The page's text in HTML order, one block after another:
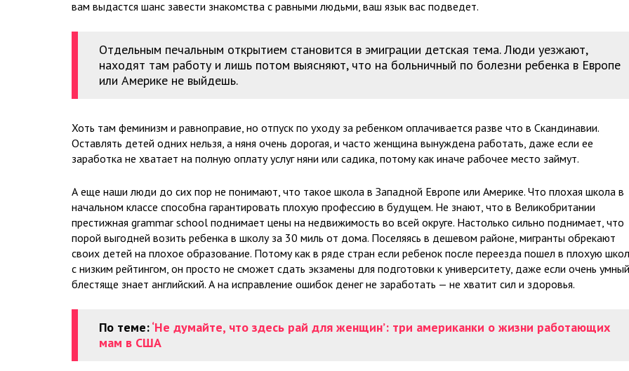
вам выдастся шанс завести знакомства с равными людьми, ваш язык вас подведет.
Отдельным печальным открытием становится в эмиграции детская тема. Люди уезжают,
находят там работу и лишь потом выясняют, что на больничный по болезни ребенка в Европе
или Америке не выйдешь.
Хоть там феминизм и равноправие, но отпуск по уходу за ребенком оплачивается разве что в Скандинавии.
Оставлять детей одних нельзя, а няня очень дорогая, и часто женщина вынуждена работать, даже если ее
заработка не хватает на полную оплату услуг няни или садика, потому как иначе рабочее место займут.
А еще наши люди до сих пор не понимают, что такое школа в Западной Европе или Америке. Что плохая школа в
начальном классе способна гарантировать плохую профессию в будущем. Не знают, что в Великобритании
престижная grammar school поднимает цены на недвижимость во всей округе. Настолько сильно поднимает, что
порой выгодней возить ребенка в школу за 30 миль от дома. Поселяясь в дешевом районе, мигранты обрекают
своих детей на плохое образование. Потому как в ряде стран если ребенок после переезда пошел в плохую
с низким рейтингом, он просто не сможет сдать экзамены для подготовки к университету, даже если очень
блестяще знает английский. А на исправление ошибок денег не заработать — не хватит сил и здоровья.
По теме:‘Не думайте, что здесь рай для женщин’: три американки о жизни работающих
мам в США